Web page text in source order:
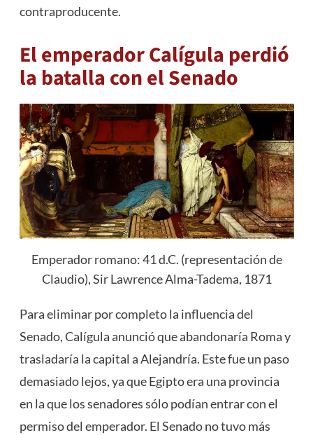
contraproducente.
El emperador Calígula perdió
la batalla con el Senado
Emperador romano: 41 d.C. (representación de
Claudio), Sir Lawrence Alma-Tadema, 1871
Para eliminar por completo la influencia del
Senado, Calígula anunció que abandonaría Roma y
trasladaría la capital a Alejandría. Este fue un paso
demasiado lejos, ya que Egipto era una provincia
en la que los senadores sólo podían entrar con el
permiso del emperador. El Senado no tuvo más